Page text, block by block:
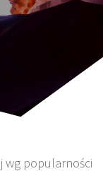
wg popularności